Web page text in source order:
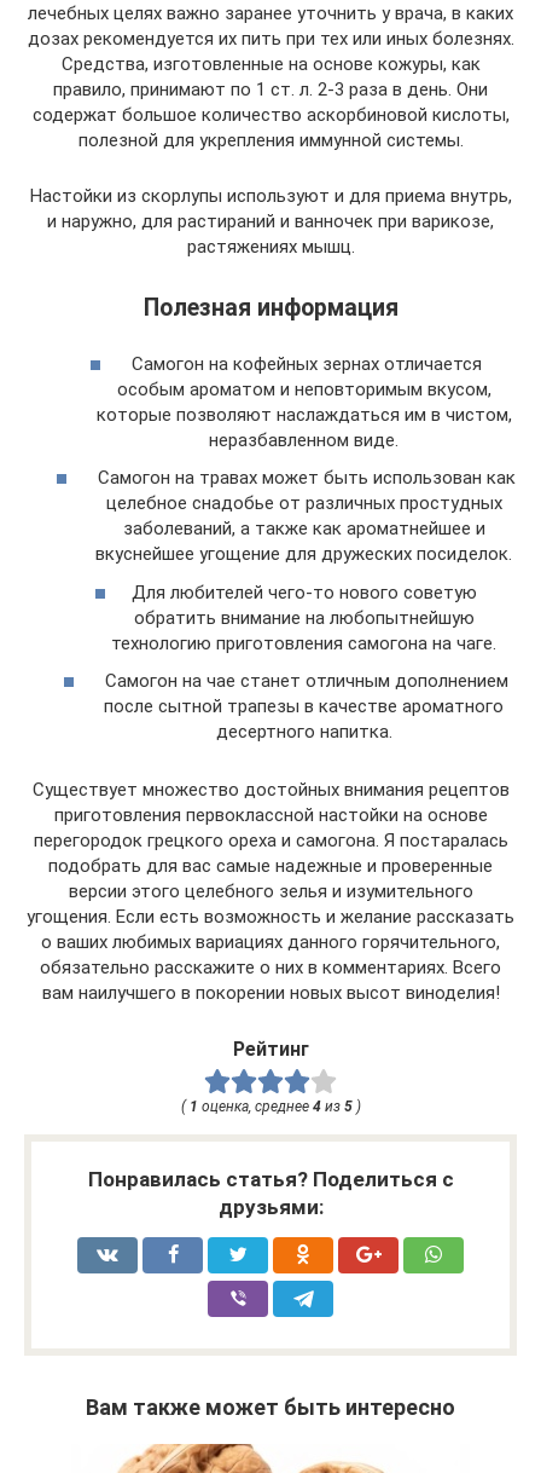
лечебных целях важно заранее уточнить у врача, в каких
дозах рекомендуется их пить при тех или иных болезнях.
Средства, изготовленные на основе кожуры, как
правило, принимают по 1 ст. л. 2-3 раза в день. Они
содержат большое количество аскорбиновой кислоты,
полезной для укрепления иммунной системы.
Настойки из скорлупы используют и для приема внутрь,
и наружно, для растираний и ванночек при варикозе,
растяжениях мышц.
Полезная информация
Самогон на кофейных зернах отличается
особым ароматом и неповторимым вкусом,
которые позволяют наслаждаться им в чистом,
неразбавленном виде.
Самогон на травах может быть использован как
целебное снадобье от различных простудных
заболеваний, а также как ароматнейшее и
вкуснейшее угощение для дружеских посиделок.
Для любителей чего-то нового советую
обратить внимание на любопытнейшую
технологию приготовления самогона на чаге.
Самогон на чае станет отличным дополнением
после сытной трапезы в качестве ароматного
десертного напитка.
Существует множество достойных внимания рецептов
приготовления первоклассной настойки на основе
перегородок грецкого ореха и самогона. Я постаралась
подобрать для вас самые надежные и проверенные
версии этого целебного зелья и изумительного
угощения. Если есть возможность и желание рассказать
о ваших любимых вариациях данного горячительного,
обязательно расскажите о них в комментариях. Всего
вам наилучшего в покорении новых высот виноделия!
Рейтинг
( 1 оценка, среднее 4из 5)
Понравилась статья? Поделиться с
друзьями:
Вам также может быть интересно